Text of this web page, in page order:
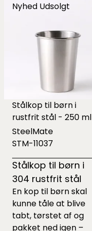
Nyhed Udsolgt
Stålkop til børn i
rustfrit stål - 250 ml
SteelMate
STM-11037
Stålkop til børn i
304 rustfrit stål
En kop til børn skal
kunne tåle at blive
tabt, tørstet af og
pakket ned igen –